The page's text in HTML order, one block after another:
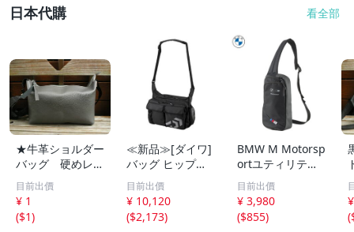
日本代購 看全部
★牛革ショルダー
バッグ 硬めレザ
ー★Leatherbag
ハリのある革★
斜め掛け ハンド
メイドBAG ちょ
目前出價
¥ 1
($1)
≪新品≫[ダイワ]
バッグ ヒップバ
ッグ/ヒップバッ
グLT/ショルダー
バッグ/ショルダ
ーポーチ/ワンシ
目前出價
¥ 10,120
($2,173)
BMW M Motorsp
ortユティリティ
バッグ斜め掛けバ
ッグショルダーバ
ッグ
目前出價
¥ 3,980
($855)
(